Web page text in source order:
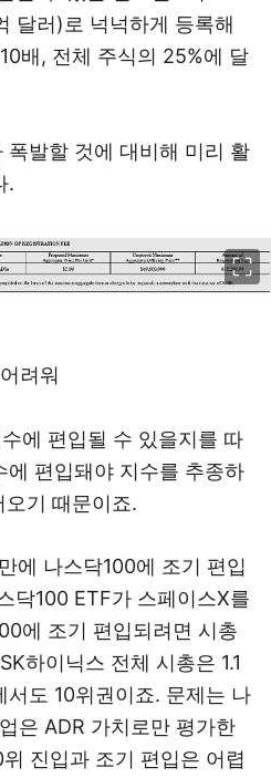
달러)로 넉넉하게 등록해
배, 전체 주식의 25%에 달
폭발할 것에 대비해 미리 활
.
려워
에 편입될 수 있을지를 따
에 편입돼야 지수를 추종하
기 때문이죠.
에 나스닥100에 조기 편입
닥100 ETF가 스페이스X를
에 조기 편입되려면 시총
하이닉스 전체 시총은 1.1
서도 10위권이죠. 문제는 나
은 ADR 가치로만 평가한
진입과 조기 편입은 어렵